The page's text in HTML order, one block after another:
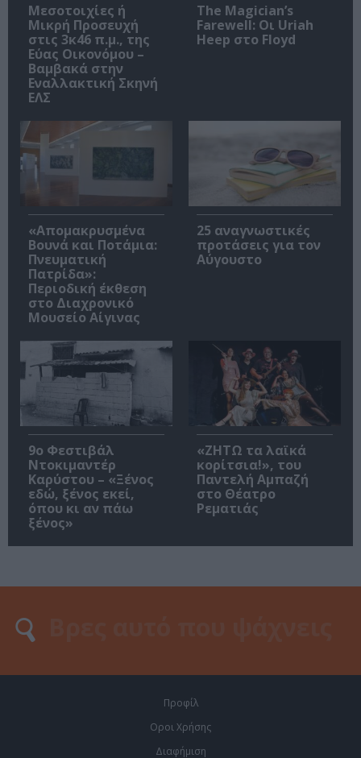
Μεσοτοιχίες ή
Μικρή Προσευχή
στις 3κ46 π.μ., της
Εύας Οικονόμου –
Βαμβακά στην
Εναλλακτική Σκηνή
ΕΛΣ
The Magician’s
Farewell: Οι Uriah
Heep στο Floyd
«Απομακρυσμένα
Βουνά και Ποτάμια:
Πνευματική
Πατρίδα»:
Περιοδική έκθεση
στο Διαχρονικό
Μουσείο Αίγινας
25 αναγνωστικές
προτάσεις για τον
Αύγουστο
9ο Φεστιβάλ
Ντοκιμαντέρ
Καρύστου – «Ξένος
εδώ, ξένος εκεί,
όπου κι αν πάω
ξένος»
«ΖΗΤΩ τα λαϊκά
κορίτσια!», του
Παντελή Αμπαζή
στο Θέατρο
Ρεματιάς
Προφίλ
Οροι Χρήσης
Διαφήμιση